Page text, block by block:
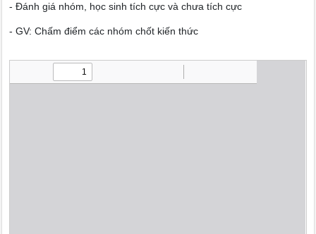
- Đánh giá nhóm, học sinh tích cực và chưa tích cực
- GV: Chấm điểm các nhóm chốt kiến thức